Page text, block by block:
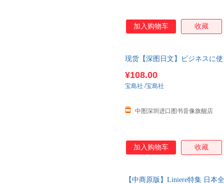
加入购物车 收藏
现货【深图日文】ビジネスに
¥108.00
中图深圳进口图书音像旗舰店
宝島社 /宝島社
加入购物车 收藏
【中商原版】Liniere特集 日本